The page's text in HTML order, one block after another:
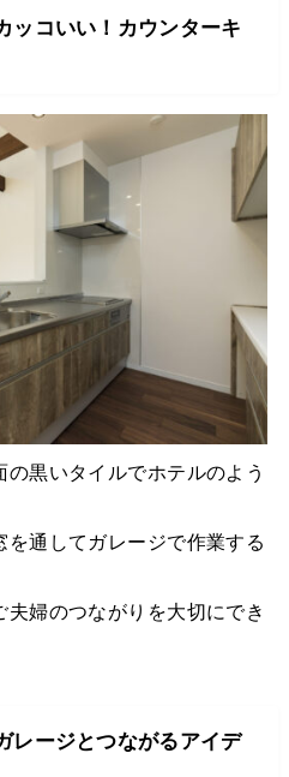
ッコいい！カウンターキ
黒いタイルでホテルのよう
通してガレージで作業する
婦のつながりを大切にでき
レージとつながるアイデ